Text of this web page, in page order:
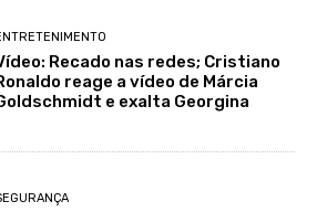
Recado nas redes; Cristiano
reage a vídeo de Márcia
e exalta Georgina